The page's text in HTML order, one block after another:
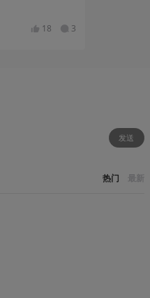
18 3
发送
热门 最新